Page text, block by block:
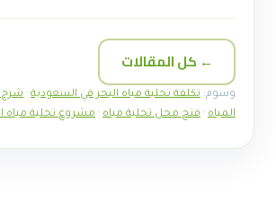
← كل المقالات
وسوم: تكلفة تحلية مياه البحر في السعودية · شرح
المياه · فتح محل تحلية مياه · مشروع تحلية مياه